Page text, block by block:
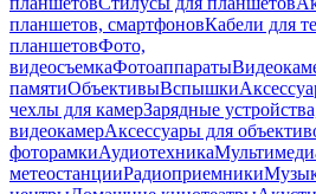
планшетов, смартфоновКабели для
планшетовФото,
видеосъемкаФотоаппараты
памятиОбъективыВспышки
чехлы для камерЗарядные
видеокамерАксессуары для
фоторамкиАудиотехника
метеостанцииРадиоприемники